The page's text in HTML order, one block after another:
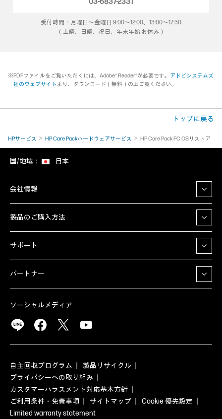
受付時間：月曜日～金曜日 9:00～12:00、13:00～17:30
（土曜、日曜、祝日、年末年始 お休み）
※PDFファイルをご覧いただくには、Adobe® Reader®が必要です。 アドビシステムズ
社のウェブサイト より、ダウンロード（無料）の上ご覧ください。
トップに戻る
HPサービス HP Care Packハードウェアサービス HP Care Pack PC OSリストア
国/地域： 日本
会社情報
製品のご購入方法
サポート
パートナー
ソーシャルメディア
自主回収プログラム
製品リサイクル
プライバシーへの取り組み
カスタマーハラスメント対応基本方針
ご利用条件・免責事項
サイトマップ
Cookie 優先設定
Limited warranty statement